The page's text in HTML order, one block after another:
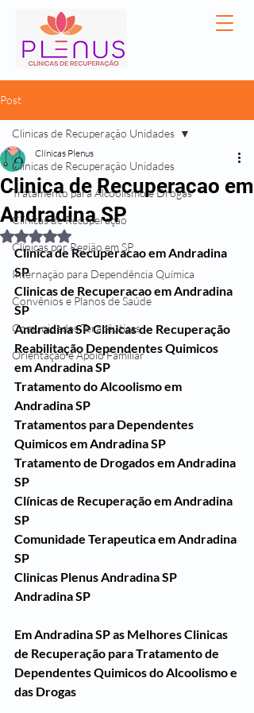
Post
Clinicas de Recuperação Unidades
Tratamento para Alcoolismo e Drogas
Clínicas de Recuperação
Clínicas por Região em SP
Internação para Dependência Química
Convênios e Planos de Saúde
Comunidades Terapêuticas
Orientação e Apoio Familiar
Clinicas de Recuperação Unidades
Clinica de Recuperacao em
Andradina SP
Clínicas Plenus
Avaliado com NaN de 5 estrelas.
Clinica de Recuperacao em Andradina
SP
Clinicas de Recuperacao em Andradina
SP
Andradina SP Clinicas de Recuperação
Reabilitação Dependentes Quimicos
em Andradina SP
Tratamento do Alcoolismo em
Andradina SP
Tratamentos para Dependentes
Quimicos em Andradina SP
Tratamento de Drogados em Andradina
SP
Clínicas de Recuperação em Andradina
SP
Comunidade Terapeutica em Andradina
SP
Clinicas Plenus Andradina SP
Andradina SP
Em Andradina SP as Melhores Clinicas
de Recuperação para Tratamento de
Dependentes Quimicos do Alcoolismo e
das Drogas